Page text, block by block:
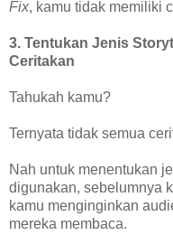
Fix, kamu tidak memiliki
3. Tentukan Jenis
Ceritakan
Tahukah kamu?
Ternyata tidak semua
Nah untuk menentukan
digunakan, sebelumnya
kamu menginginkan
mereka membaca.